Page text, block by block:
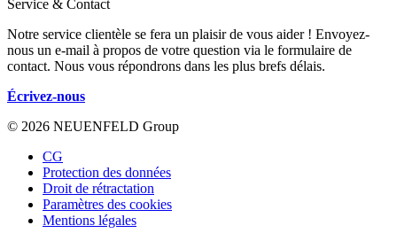
Service & Contact
Notre service clientèle se fera un plaisir de vous aider ! Envoyez-
nous un e-mail à propos de votre question via le formulaire de
contact. Nous vous répondrons dans les plus brefs délais.
Écrivez-nous
© 2026 NEUENFELD Group
CG
Protection des données
Droit de rétractation
Paramètres des cookies
Mentions légales